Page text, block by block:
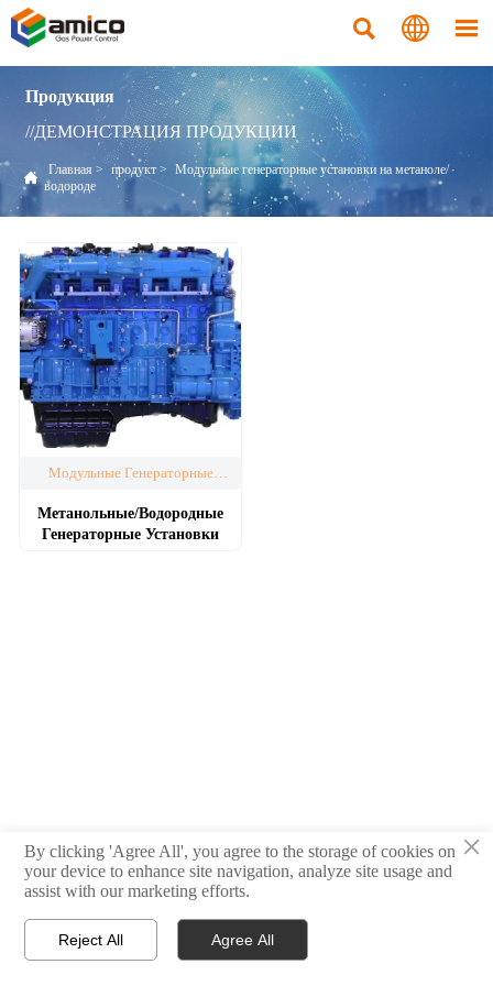
  
Продукция
//ДЕМОНСТРАЦИЯ ПРОДУКЦИИ
 Главная > продукт > Модульные генераторные установки на метаноле/
водороде
Модульные Генераторные
Метанольные/водородные
Генераторные Установки
 
×
By clicking 'Agree All', you agree to the storage of cookies on
your device to enhance site navigation, analyze site usage and
assist with our marketing efforts.
Reject All Agree All